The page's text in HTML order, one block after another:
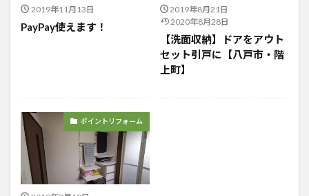
2019年11月13日
PayPay使えます！
2019年8月21日
2020年8月28日
【洗面収納】ドアをアウト
セット引戸に【八戸市・階
上町】
ポイントリフォーム